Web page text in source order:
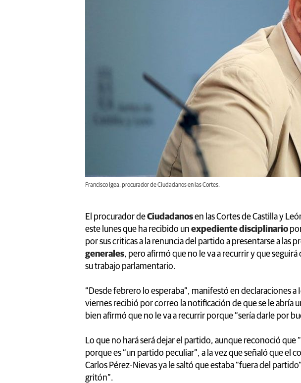
Francisco Igea, procurador de Ciudadanos en las Cortes.
El procurador deCiudadanosen las Cortes de Castilla y
este lunes que ha recibido un expediente disciplinario
por sus criticas a la renuncia del partido a presentarse a las
generales, pero afirmó que no le va a recurrir y que
su trabajo parlamentario.
“Desde febrero lo esperaba”, manifestó en declaraciones a
viernes recibió por correo la notificación de que se le abría
bien afirmó que no le va a recurrir porque “sería darle por
Lo que no hará será dejar el partido, aunque reconoció que
porque es “un partido peculiar”, a la vez que señaló que el
Carlos Pérez-Nievas ya le saltó que estaba “fuera del
gritón”.